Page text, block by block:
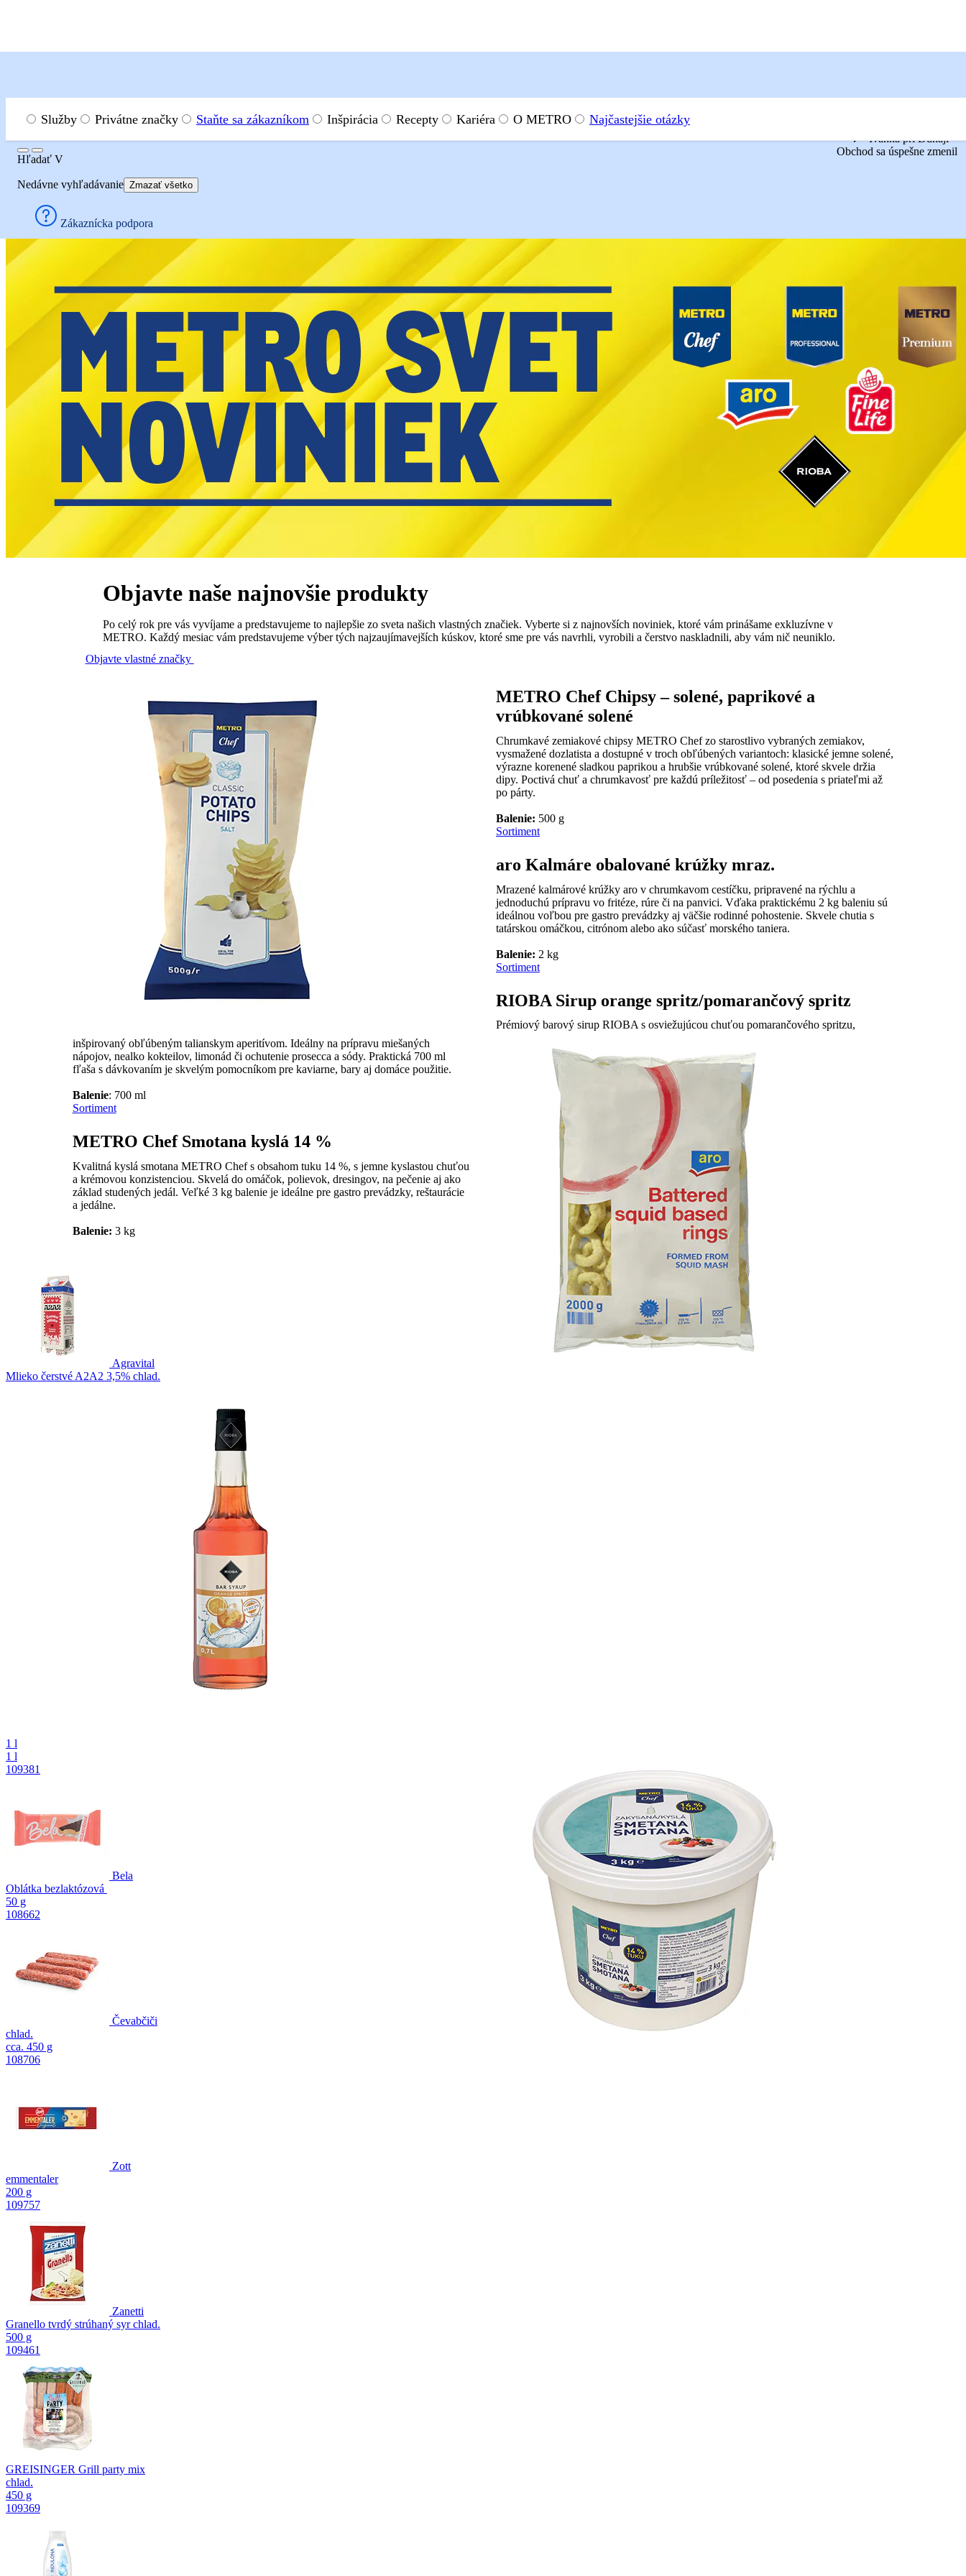
Menu
Hľadať
Hľadať V
Nedávne vyhľadávanie Zmazať všetko
Zákaznícka podpora
Ivanka pri Dunaji
Obchod sa úspešne zmenil
Služby Privátne značky Staňte sa zákazníkom Inšpirácia Recepty Kariéra O METRO Najčastejšie otázky
Objavte naše najnovšie produkty
Po celý rok pre vás vyvíjame a predstavujeme to najlepšie zo sveta našich vlastných značiek. Vyberte si z najnovších noviniek, ktoré vám prinášame exkluzívne v
METRO. Každý mesiac vám predstavujeme výber tých najzaujímavejších kúskov, ktoré sme pre vás navrhli, vyrobili a čerstvo naskladnili, aby vám nič neuniklo.
Objavte vlastné značky
METRO Chef Chipsy – solené, paprikové a
vrúbkované solené
Chrumkavé zemiakové chipsy METRO Chef zo starostlivo vybraných zemiakov,
vysmažené dozlatista a dostupné v troch obľúbených variantoch: klasické jemne solené,
výrazne korenené sladkou paprikou a hrubšie vrúbkované solené, ktoré skvele držia
dipy. Poctivá chuť a chrumkavosť pre každú príležitosť – od posedenia s priateľmi až
po párty.
Balenie: 500 g
Sortiment
aro Kalmáre obalované krúžky mraz.
Mrazené kalmárové krúžky aro v chrumkavom cestíčku, pripravené na rýchlu a
jednoduchú prípravu vo fritéze, rúre či na panvici. Vďaka praktickému 2 kg baleniu sú
ideálnou voľbou pre gastro prevádzky aj väčšie rodinné pohostenie. Skvele chutia s
tatárskou omáčkou, citrónom alebo ako súčasť morského taniera.
Balenie: 2 kg​
Sortiment
RIOBA Sirup orange spritz/pomarančový spritz
Prémiový barový sirup RIOBA s osviežujúcou chuťou pomarančového spritzu,
inšpirovaný obľúbeným talianskym aperitívom. Ideálny na prípravu miešaných
nápojov, nealko kokteilov, limonád či ochutenie prosecca a sódy. Praktická 700 ml
fľaša s dávkovaním je skvelým pomocníkom pre kaviarne, bary aj domáce použitie.
​Balenie: 700 ml
Sortiment
METRO Chef Smotana kyslá 14 %
Kvalitná kyslá smotana METRO Chef s obsahom tuku 14 %, s jemne kyslastou chuťou
a krémovou konzistenciou. Skvelá do omáčok, polievok, dresingov, na pečenie aj ako
základ studených jedál. Veľké 3 kg balenie je ideálne pre gastro prevádzky, reštaurácie
a jedálne.
Balenie: 3 kg​
Agravital
Mlieko čerstvé A2A2 3,5% chlad.
1 l
1 l
109381
Bela
Oblátka bezlaktózová
50 g
108662
Čevabčiči
chlad.
cca. 450 g
108706
Zott
emmentaler
200 g
109757
Zanetti
Granello tvrdý strúhaný syr chlad.
500 g
109461
GREISINGER Grill party mix
chlad.
450 g
109369